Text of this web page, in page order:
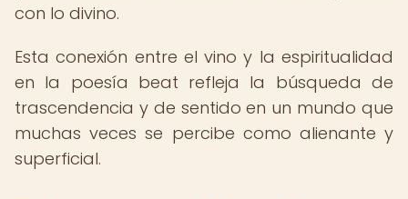
con lo divino.
Esta conexión entre el vino y la espiritualidad
en la poesía beat refleja la búsqueda de
trascendencia y de sentido en un mundo que
muchas veces se percibe como alienante y
superficial.